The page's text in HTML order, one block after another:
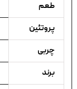
طعم
پروتئین
چربی
برند